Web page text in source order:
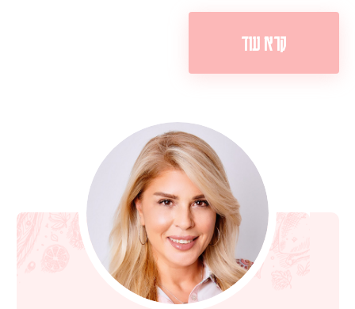
קרא עוד